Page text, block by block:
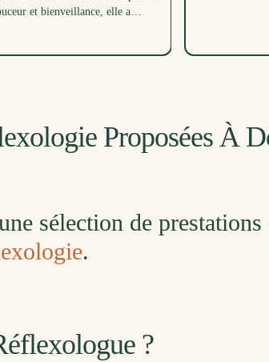
et bienveillance, elle a
un très beau cadeau, merci
Proposées À
sélection de prestations
.
?